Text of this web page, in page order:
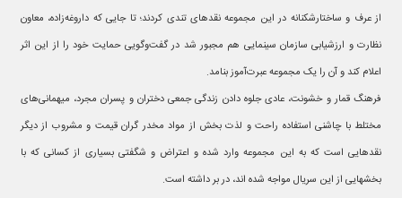
از عرف و ساختارشکنانه در این مجموعه نقدهای تندی کردند؛ تا جایی که داروغه‌زاده، معاون
نظارت و ارزشیابی سازمان سینمایی هم مجبور شد در گفت‌وگویی حمایت خود را از این اثر
اعلام کند و آن را یک مجموعه عبرت‌آموز بنامد.
فرهنگ قمار و خشونت، عادی جلوه دادن زندگی جمعی دختران و پسران مجرد، میهمانی‌های
مختلط با چاشنی استفاده راحت و لذت بخش از مواد مخدر گران قیمت و مشروب از دیگر
نقدهایی است که به این مجموعه وارد شده و اعتراض و شگفتی بسیاری از کسانی که با
بخشهایی از این سریال مواجه شده اند، در بر داشته است.